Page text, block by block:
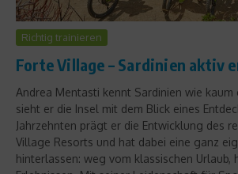
Richtig trainieren
Forte Village – Sardinien aktiv
Andrea Mentasti kennt Sardinien wie
sieht er die Insel mit dem Blick eines
Jahrzehnten prägt er die Entwicklung des
Village Resorts und hat dabei eine ganz
hinterlassen: weg vom klassischen Urlaub,
Vorteil Frau – Wer
25. November